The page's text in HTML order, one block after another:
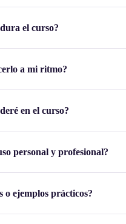
el curso?
a mi ritmo?
en el curso?
personal y profesional?
o ejemplos prácticos?